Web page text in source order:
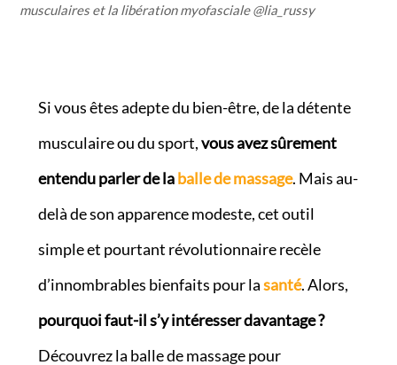
musculaires et la libération myofasciale @lia_russy
Si vous êtes adepte du bien-être, de la détente
musculaire ou du sport,vous avez sûrement
entendu parler de laballe de massage. Mais au-
delà de son apparence modeste, cet outil
simple et pourtant révolutionnaire recèle
d’innombrables bienfaits pour lasanté. Alors,
pourquoi faut-il s’y intéresser davantage ?
Découvrez la balle de massage pour